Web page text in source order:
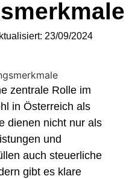
23/09/2024
zentrale Rolle im
in Österreich als
dienen nicht nur als
und
auch steuerliche
gibt es klare